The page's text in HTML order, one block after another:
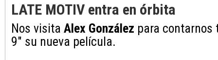
LATE MOTIV entra en órbita
Nos visita Alex González para contarnos
9" su nueva película.